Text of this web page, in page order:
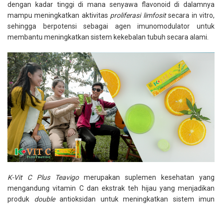
dengan kadar tinggi di mana senyawa flavonoid di dalamnya
mampu meningkatkan aktivitas proliferasi limfositsecara in vitro,
sehingga berpotensi sebagai agen imunomodulator untuk
membantu meningkatkan sistem kekebalan tubuh secara alami.
K-Vit C Plus Teavigomerupakan suplemen kesehatan yang
mengandung vitamin C dan ekstrak teh hijau yang menjadikan
produk double antioksidan untuk meningkatkan sistem imun